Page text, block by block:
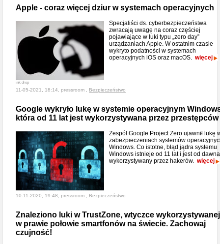
Apple - coraz więcej dziur w systemach operacyjnych
ink drop
Specjaliści ds. cyberbezpieczeństwa
zwracają uwagę na coraz częściej
pojawiające w luki typu „zero day”
urządzaniach Apple. W ostatnim czasie
wykryto podatności w systemach
operacyjnych iOS oraz macOS. więcej
11-05-2021, 18:14, pressroom , Bezpieczeństwo
Google wykryło lukę w systemie operacyjnym
która od 11 lat jest wykorzystywana przez przestępców
Zespół Google Project Zero ujawnił lukę
zabezpieczeniach systemów
Windows. Co istotne, błąd jądra systemu
Windows istnieje od 11 lat i jest od dawna
wykorzystywany przez hakerów. więcej
10-11-2020, 19:48, pressroom , Bezpieczeństwo
Znaleziono luki w TrustZone, wtyczce wykorzystywanej
w prawie połowie smartfonów na świecie. Zachowaj
czujność!